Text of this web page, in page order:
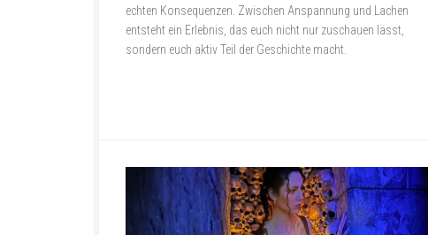
echten Konsequenzen. Zwischen Anspannung und Lachen
entsteht ein Erlebnis, das euch nicht nur zuschauen lässt,
sondern euch aktiv Teil der Geschichte macht.